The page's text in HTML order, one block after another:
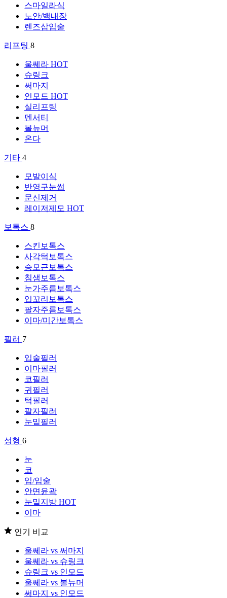
스마일라식
노안/백내장
렌즈삽입술
리프팅 8
울쎄라 HOT
슈링크
써마지
인모드 HOT
실리프팅
덴서티
볼뉴머
온다
기타 4
모발이식
반영구눈썹
문신제거
레이저제모 HOT
보톡스 8
스킨보톡스
사각턱보톡스
승모근보톡스
침샘보톡스
눈가주름보톡스
입꼬리보톡스
팔자주름보톡스
이마/미간보톡스
필러 7
입술필러
이마필러
코필러
귀필러
턱필러
팔자필러
눈밑필러
성형 6
눈
코
입/입술
안면윤곽
눈밑지방 HOT
이마
인기 비교
울쎄라 vs 써마지
울쎄라 vs 슈링크
슈링크 vs 인모드
울쎄라 vs 볼뉴머
써마지 vs 인모드